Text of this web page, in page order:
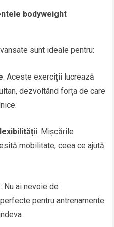
bodyweight
sunt ideale pentru:
: Aceste exerciții lucrează
dezvoltând forța de care
: Mișcările
mobilitate, ceea ce ajută
: Nu ai nevoie de
pentru antrenamente